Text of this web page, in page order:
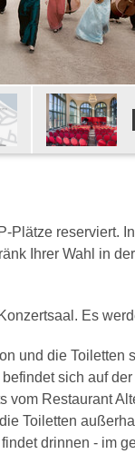
Plätze reserviert.
Ihrer Wahl in
Es
und die Toiletten
sich auf
vom Restaurant
Toiletten
drinnen - im